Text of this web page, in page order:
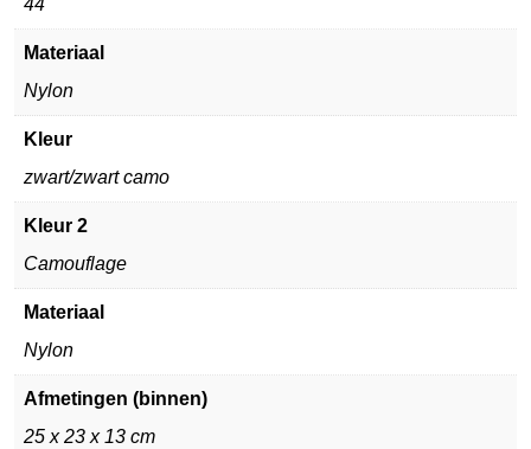
44
Materiaal
Nylon
Kleur
zwart/zwart camo
Kleur 2
Camouflage
Materiaal
Nylon
Afmetingen (binnen)
25 x 23 x 13 cm